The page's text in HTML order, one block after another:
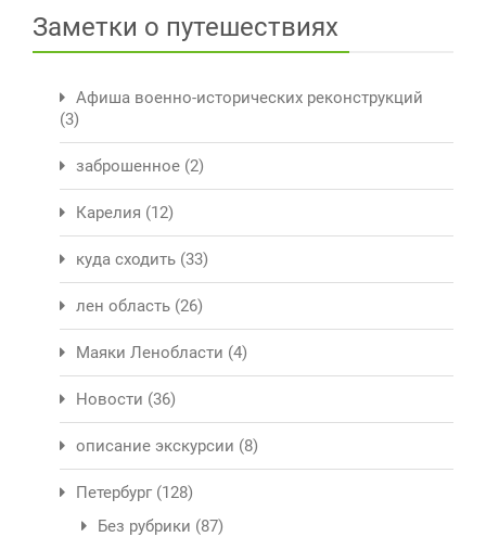
Заметки о путешествиях
Афиша военно-исторических реконструкций
(3)
заброшенное (2)
Карелия (12)
куда сходить (33)
лен область (26)
Маяки Ленобласти (4)
Новости (36)
описание экскурсии (8)
Петербург (128)
Без рубрики (87)